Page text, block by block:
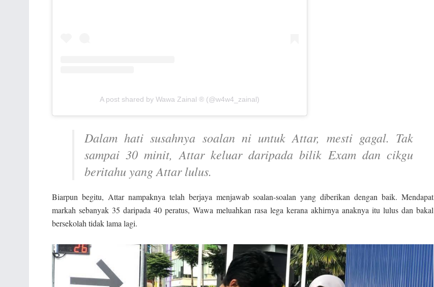
A post shared by Wawa Zainal ®️ (@w4w4_zainal)
Dalam hati susahnya soalan ni untuk Attar, mesti gagal. Tak
sampai 30 minit, Attar keluar daripada bilik Exam dan cikgu
beritahu yang Attar lulus.
Biarpun begitu, Attar nampaknya telah berjaya menjawab soalan-soalan yang diberikan dengan baik. Mendapat
markah sebanyak 35 daripada 40 peratus, Wawa meluahkan rasa lega kerana akhirnya anaknya itu lulus dan bakal
bersekolah tidak lama lagi.